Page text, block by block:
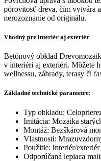
pórovitosť dreva, čím vytvára
nerozoznanie od originálu.
Vhodný pre interiér aj exteriér
Betónový obklad
v interiéri aj exteriéri. Môžete
wellnessu, záhrady, terasy či
Základné technické parametre:
Typ obkladu:
Imitácia: Mozaika
Montáž: Bezškárová
Vlastnosti:
Použitie: Interiér/exteriér
Odporúčaná lepiaca